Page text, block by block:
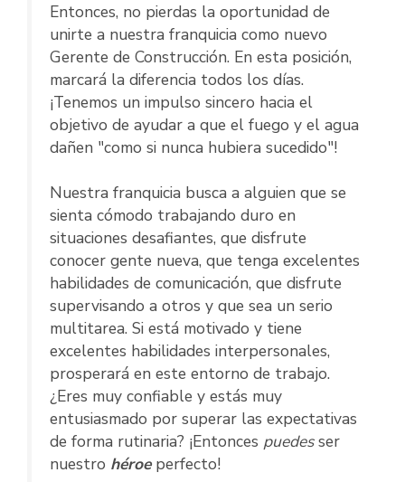
Entonces, no pierdas la oportunidad de
unirte a nuestra franquicia como nuevo
Gerente de Construcción. En esta posición,
marcará la diferencia todos los días.
¡Tenemos un impulso sincero hacia el
objetivo de ayudar a que el fuego y el agua
dañen "como si nunca hubiera sucedido"!
Nuestra franquicia busca a alguien que se
sienta cómodo trabajando duro en
situaciones desafiantes, que disfrute
conocer gente nueva, que tenga excelentes
habilidades de comunicación, que disfrute
supervisando a otros y que sea un serio
multitarea. Si está motivado y tiene
excelentes habilidades interpersonales,
prosperará en este entorno de trabajo.
¿Eres muy confiable y estás muy
entusiasmado por superar las expectativas
de forma rutinaria? ¡Entonces puedesser
nuestro héroeperfecto!